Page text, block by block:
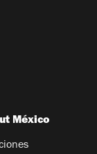
México